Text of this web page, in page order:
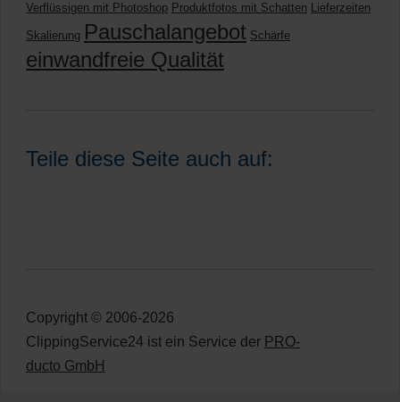
Verflüssigen mit Photoshop Produktfotos mit Schatten Lieferzeiten
Skalierung Pauschalangebot Schärfe
einwandfreie Qualität
Teile diese Seite auch auf:
Copyright © 2006-2026
ClippingService24 ist ein Service der PRO-
ducto GmbH